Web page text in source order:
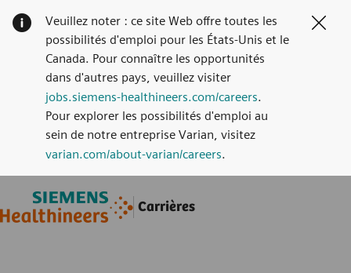
Carrières
Veuillez noter : ce site Web offre toutes les
possibilités d'emploi pour les États-Unis et le
Canada. Pour connaître les opportunités
dans d'autres pays, veuillez visiter
jobs.siemens-healthineers.com/careers.
Pour explorer les possibilités d'emploi au
sein de notre entreprise Varian, visitez
varian.com/about-varian/careers.